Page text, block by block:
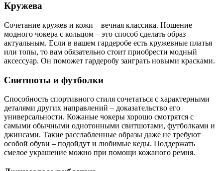
Кружева
Сочетание кружев и кожи – вечная классика. Ношение
модного чокера с кольцом – это способ сделать образ
актуальным. Если в вашем гардеробе есть кружевные платья
или топы, то вам обязательно стоит приобрести модный
аксессуар. Он поможет гардеробу заиграть новыми красками.
Свитшоты и футболки
Способность спортивного стиля сочетаться с характерными
деталями других направлений – доказательство его
универсальности. Кожаные чокеры хорошо смотрятся с
самыми обычными однотонными свитшотами, футболками и
джинсами. Такие расслабленные образы даже не требуют
особой обуви – подойдут и любимые кеды. Поддержать
смелое украшение можно при помощи кожаного ремня.